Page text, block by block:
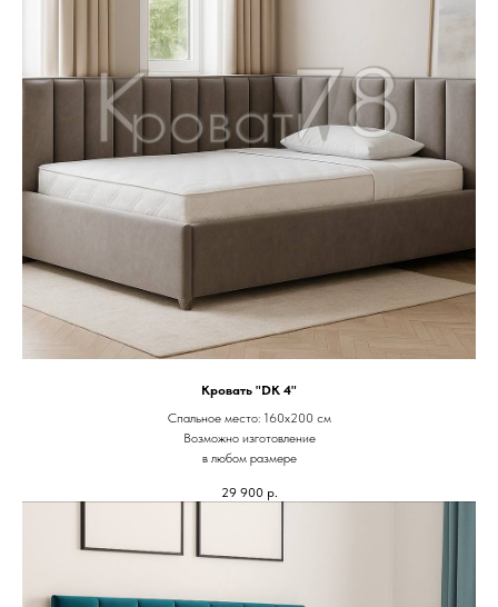
Кровать "DK 4"
Спальное место: 160х200 см
Возможно изготовление
в любом размере
29 900 р.